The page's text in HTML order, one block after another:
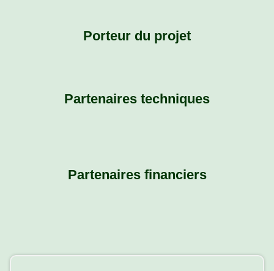
Porteur du projet
Partenaires techniques
Partenaires financiers